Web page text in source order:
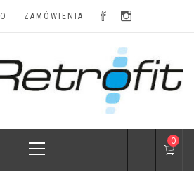
ZAMÓWIENIA
I
modyfikacje i najatrakcyjniejsze
ceny
Menu
0